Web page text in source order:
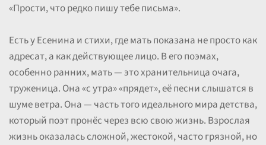
«Прости, что редко пишу тебе письма».
Есть у Есенина и стихи, где мать показана не просто как
адресат, а как действующее лицо. В его поэмах,
особенно ранних, мать — это хранительница очага,
труженица. Она «с утра» «прядет», её песни слышатся в
шуме ветра. Она — часть того идеального мира детства,
который поэт пронёс через всю свою жизнь. Взрослая
жизнь оказалась сложной, жестокой, часто грязной, но